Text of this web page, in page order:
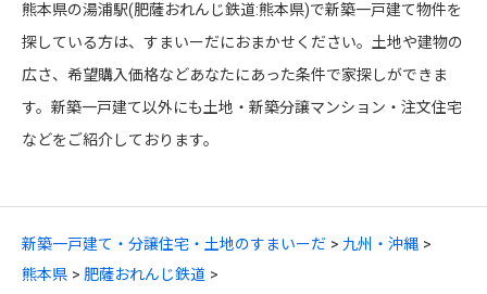
新築一戸建て・分譲住宅・土地のすまいーだ
九州・沖縄
熊本県
肥薩おれんじ鉄道
熊本県の湯浦駅(肥薩おれんじ鉄道:熊本県)で新築一戸建て物件を
探している方は、すまいーだにおまかせください。土地や建物の
広さ、希望購入価格などあなたにあった条件で家探しができま
す。新築一戸建て以外にも土地・新築分譲マンション・注文住宅
などをご紹介しております。